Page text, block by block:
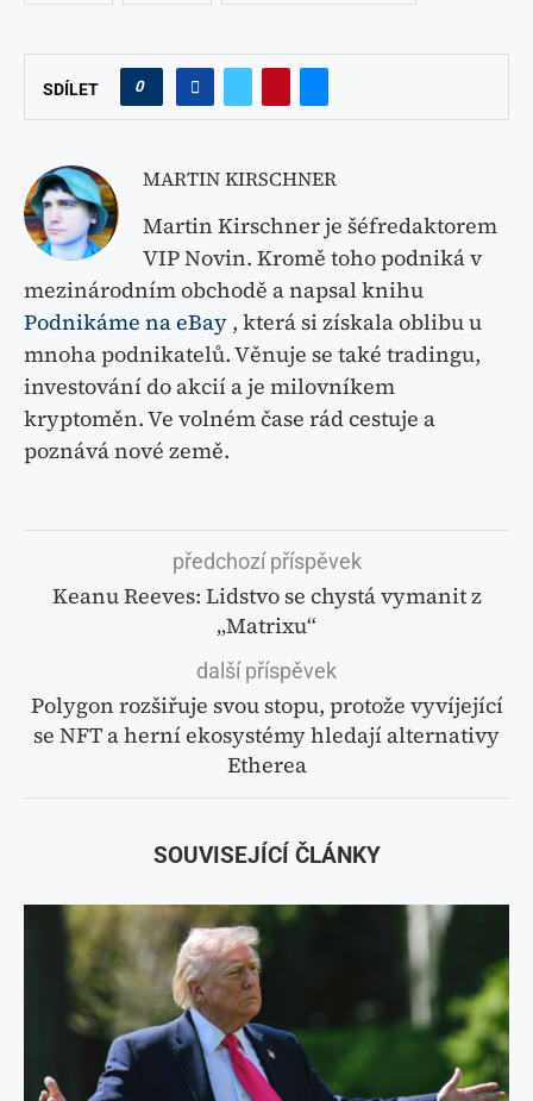
SDÍLET 0
MARTIN KIRSCHNER
Martin Kirschner je šéfredaktorem
VIP Novin. Kromě toho podniká v
mezinárodním obchodě a napsal knihu
Podnikáme na eBay , která si získala oblibu u
mnoha podnikatelů. Věnuje se také tradingu,
investování do akcií a je milovníkem
kryptoměn. Ve volném čase rád cestuje a
poznává nové země.
předchozí příspěvek
Keanu Reeves: Lidstvo se chystá vymanit z
„Matrixu“
další příspěvek
Polygon rozšiřuje svou stopu, protože vyvíjející
se NFT a herní ekosystémy hledají alternativy
Etherea
SOUVISEJÍCÍ ČLÁNKY